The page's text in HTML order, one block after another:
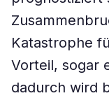
Katastrophe
Vorteil, sogar
dadurch wird